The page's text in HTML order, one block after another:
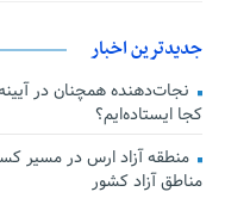
جدیدترین اخبار
کجا ایستاده‌ایم؟
منطقه آزاد ارس در مسیر
مناطق آزاد کشور